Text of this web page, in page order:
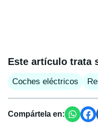
Este artículo trata
Coches eléctricos
Compártela en: